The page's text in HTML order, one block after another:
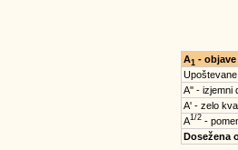
A1 - objave
A'' - izjemni
A' - zelo
A1/2-
Dosežena